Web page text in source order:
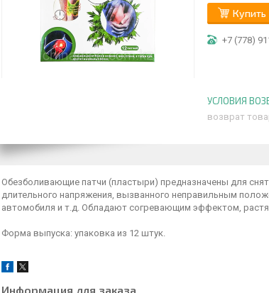
Купить
+7 (778)
возврат
Обезболивающие патчи (пластыри) предназначены для
длительного напряжения, вызванного неправильным
автомобиля и т.д. Обладают согревающим эффектом,
Форма выпуска: упаковка из 12 штук.
Информация для заказа